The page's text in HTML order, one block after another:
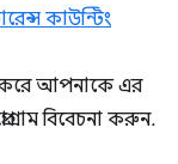
কাউন্টিং
করে আপনাকে এর
বিবেচনা করুন.